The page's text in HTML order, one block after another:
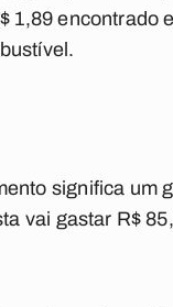
1,89 encontrado
significa um
vai gastar R$